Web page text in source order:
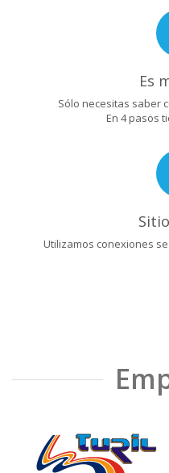
Es
Sólo necesitas saber
En 4 pasos
Utilizamos conexiones
❮